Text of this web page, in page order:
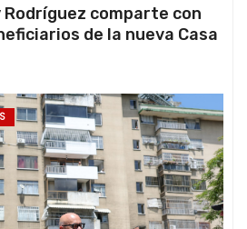
comparte con
de la nueva Casa
Primavera” en Caracas